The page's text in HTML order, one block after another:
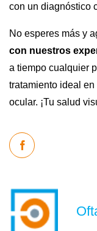
con un diagnóstico
No esperes más y
con nuestros
a tiempo cualquier
tratamiento ideal
ocular. ¡Tu salud